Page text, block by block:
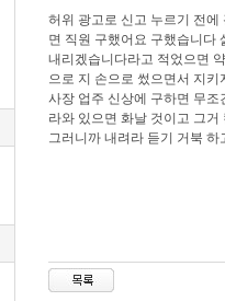
허위 광고로 신고 누르기 전
면 직원 구했어요 구했습니다
내리겠습니다라고 적었으면
으로 지 손으로 썼으면서 지
사장 업주 신상에 구하면 무
라와 있으면 화날 것이고 그
그러니까 내려라 듣기 거북 하